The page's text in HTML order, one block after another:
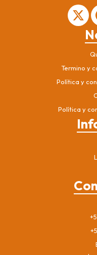
Termino y
Política y
Política y